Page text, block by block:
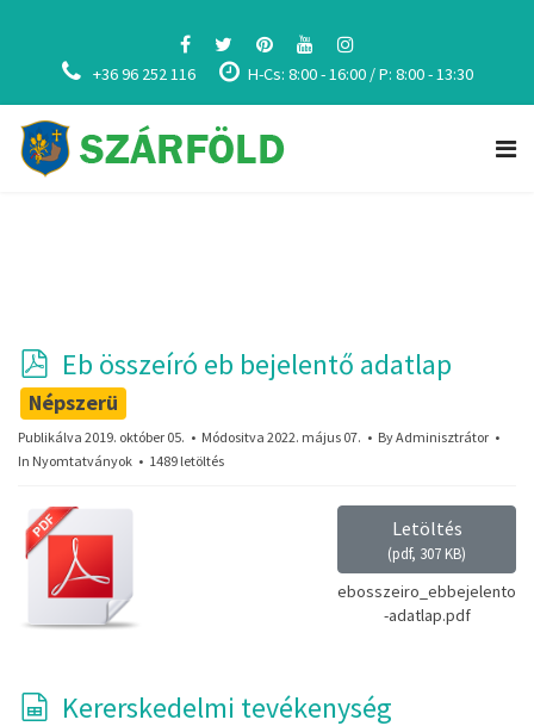
+36 96 252 116 H-Cs: 8:00 - 16:00 / P: 8:00 - 13:30
p
d
f
Eb összeíró eb bejelentő adatlap
Népszerü
Publikálva 2019. október 05. Módositva 2022. május 07. ByAdminisztrátor
In Nyomtatványok 1489 letöltés
Letöltés
(pdf, 307 KB)
ebosszeiro_ebbejelento
-adatlap.pdf
sKererskedelmi tevékenység